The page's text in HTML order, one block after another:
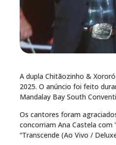
A dupla Chitãozinho &
2025. O anúncio foi feito
Mandalay Bay South
Os cantores foram
concorriam Ana Castela com
“Transcende (Ao Vivo /